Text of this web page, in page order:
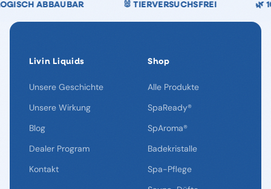
🌿 100 % CHLORFREI 🇩🇪 DEUTSCHE
Livin Liquids
Unsere Geschichte
Unsere Wirkung
Blog
Dealer Program
Kontakt
Shop
Alle Produkte
SpaReady®
SpAroma®
Badekristalle
Spa-Pflege